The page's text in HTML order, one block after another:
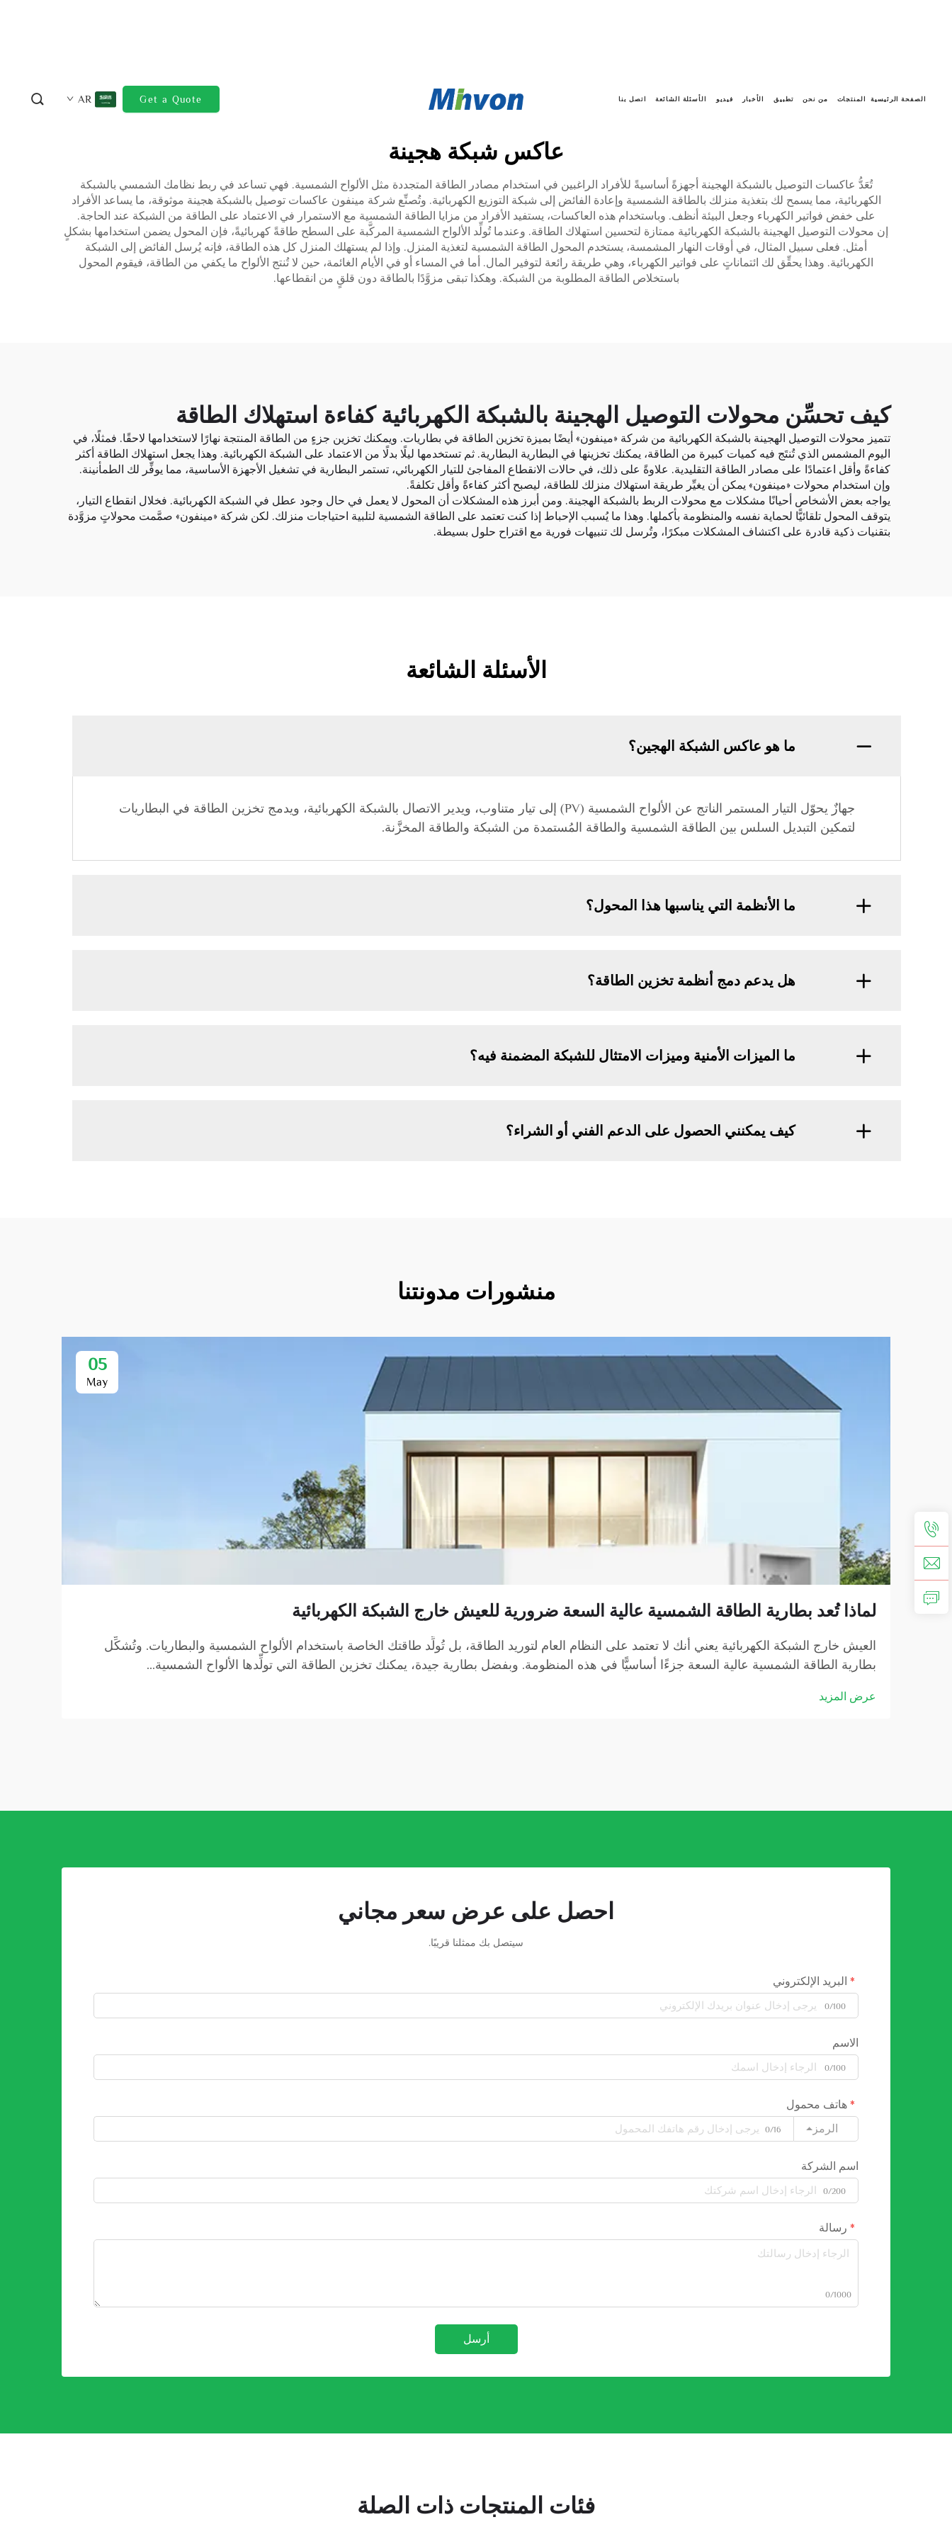
الصفحة الرئيسية المنتجات من نحن تطبيق الأخبار فيديو الأسئلة الشائعة اتصل بنا Get a Quote
AR
عاكس شبكة هجينة
تُعَدُّ عاكسات التوصيل بالشبكة الهجينة أجهزةً أساسيةً للأفراد الراغبين في استخدام مصادر الطاقة المتجددة مثل الألواح الشمسية. فهي تساعد في ربط نظامك الشمسي بالشبكة
الكهربائية، مما يسمح لك بتغذية منزلك بالطاقة الشمسية وإعادة الفائض إلى شبكة التوزيع الكهربائية. وتُصنِّع شركة مينفون عاكسات توصيل بالشبكة هجينة موثوقة، ما يساعد الأفراد
على خفض فواتير الكهرباء وجعل البيئة أنظف. وباستخدام هذه العاكسات، يستفيد الأفراد من مزايا الطاقة الشمسية مع الاستمرار في الاعتماد على الطاقة من الشبكة عند الحاجة.
إن محولات التوصيل الهجينة بالشبكة الكهربائية ممتازة لتحسين استهلاك الطاقة. وعندما تُولِّد الألواح الشمسية المركَّبة على السطح طاقةً كهربائيةً، فإن المحول يضمن استخدامها بشكلٍ
أمثل. فعلى سبيل المثال، في أوقات النهار المشمسة، يستخدم المحول الطاقة الشمسية لتغذية المنزل. وإذا لم يستهلك المنزل كل هذه الطاقة، فإنه يُرسل الفائض إلى الشبكة
الكهربائية. وهذا يحقِّق لك ائتماناتٍ على فواتير الكهرباء، وهي طريقة رائعة لتوفير المال. أما في المساء أو في الأيام الغائمة، حين لا تُنتج الألواح ما يكفي من الطاقة، فيقوم المحول
باستخلاص الطاقة المطلوبة من الشبكة. وهكذا تبقى مزوَّدًا بالطاقة دون قلقٍ من انقطاعها.
كيف تحسِّن محولات التوصيل الهجينة بالشبكة الكهربائية كفاءة استهلاك الطاقة
تتميز محولات التوصيل الهجينة بالشبكة الكهربائية من شركة «مينفون» أيضًا بميزة تخزين الطاقة في بطاريات. ويمكنك تخزين جزءٍ من الطاقة المنتجة نهارًا لاستخدامها لاحقًا. فمثلًا، في
اليوم المشمس الذي تُنتَج فيه كميات كبيرة من الطاقة، يمكنك تخزينها في البطارية البطارية. ثم تستخدمها ليلًا بدلًا من الاعتماد على الشبكة الكهربائية. وهذا يجعل استهلاك الطاقة أكثر
كفاءةً وأقل اعتمادًا على مصادر الطاقة التقليدية. علاوةً على ذلك، في حالات الانقطاع المفاجئ للتيار الكهربائي، تستمر البطارية في تشغيل الأجهزة الأساسية، مما يوفِّر لك الطمأنينة.
وإن استخدام محولات «مينفون» يمكن أن يغيِّر طريقة استهلاك منزلك للطاقة، ليصبح أكثر كفاءةً وأقل تكلفةً.
يواجه بعض الأشخاص أحيانًا مشكلات مع محولات الربط بالشبكة الهجينة. ومن أبرز هذه المشكلات أن المحول لا يعمل في حال وجود عطل في الشبكة الكهربائية. فخلال انقطاع التيار،
يتوقف المحول تلقائيًّا لحماية نفسه والمنظومة بأكملها. وهذا ما يُسبب الإحباط إذا كنت تعتمد على الطاقة الشمسية لتلبية احتياجات منزلك. لكن شركة «مينفون» صمَّمت محولاتٍ مزوَّدة
بتقنيات ذكية قادرة على اكتشاف المشكلات مبكرًا، وتُرسل لك تنبيهات فورية مع اقتراح حلول بسيطة.
الأسئلة الشائعة
ما هو عاكس الشبكة الهجين؟
جهازٌ يحوّل التيار المستمر الناتج عن الألواح الشمسية (PV) إلى تيار متناوب، ويدير الاتصال بالشبكة الكهربائية، ويدمج تخزين الطاقة في البطاريات
لتمكين التبديل السلس بين الطاقة الشمسية والطاقة المُستمدة من الشبكة والطاقة المخزَّنة.
ما الأنظمة التي يناسبها هذا المحول؟
هل يدعم دمج أنظمة تخزين الطاقة؟
ما الميزات الأمنية وميزات الامتثال للشبكة المضمنة فيه؟
كيف يمكنني الحصول على الدعم الفني أو الشراء؟
منشورات مدونتنا
05
May
لماذا تُعد بطارية الطاقة الشمسية عالية السعة ضرورية للعيش خارج الشبكة الكهربائية
العيش خارج الشبكة الكهربائية يعني أنك لا تعتمد على النظام العام لتوريد الطاقة، بل تُولِّد طاقتك الخاصة باستخدام الألواح الشمسية والبطاريات. وتُشكِّل
بطارية الطاقة الشمسية عالية السعة جزءًا أساسيًّا في هذه المنظومة. وبفضل بطارية جيدة، يمكنك تخزين الطاقة التي تولِّدها الألواح الشمسية...
عرض المزيد
احصل على عرض سعر مجاني
سيتصل بك ممثلنا قريبًا.
البريد الإلكتروني
0/100
الاسم
0/100
هاتف محمول
الرمز
0/16
اسم الشركة
0/200
رسالة
0/1000
أرسل
فئات المنتجات ذات الصلة